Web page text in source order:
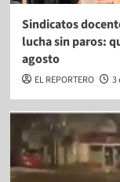
Sindicatos
lucha sin paros:
agosto
EL REPORTERO 3